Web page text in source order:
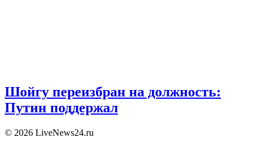
Шойгу переизбран на должность:
Путин поддержал
© 2026 LiveNews24.ru